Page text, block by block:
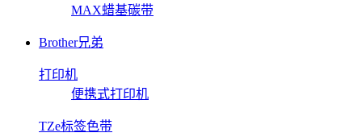
MAX蜡基碳带
Brother兄弟
打印机
便携式打印机
TZe标签色带